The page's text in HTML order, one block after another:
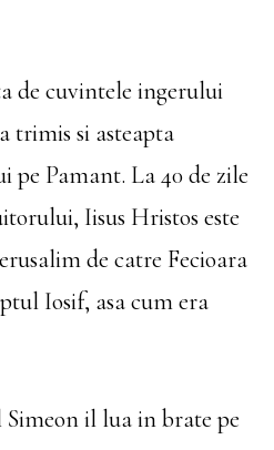
de cuvintele ingerului
trimis si asteapta
Pamant. La 40 de zile
Iisus Hristos este
de catre Fecioara
Iosif, asa cum era
il lua in brate pe